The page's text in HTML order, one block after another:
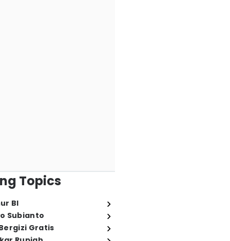
Topics
BI
Subianto
Gratis